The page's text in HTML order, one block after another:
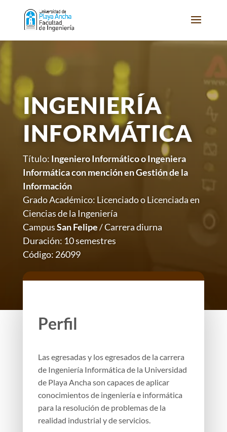
INGENIERÍA
INFORMÁTICA
Título: Ingeniero Informático o Ingeniera
Informática con mención en Gestión de la
Información
Grado Académico: Licenciado o Licenciada en
Ciencias de la Ingeniería
CampusSan Felipe/ Carrera diurna
Duración: 10 semestres
Código: 26099
Perfil
Las egresadas y los egresados de la carrera
de Ingeniería Informática de la Universidad
de Playa Ancha son capaces de aplicar
conocimientos de ingeniería e informática
para la resolución de problemas de la
realidad industrial y de servicios.